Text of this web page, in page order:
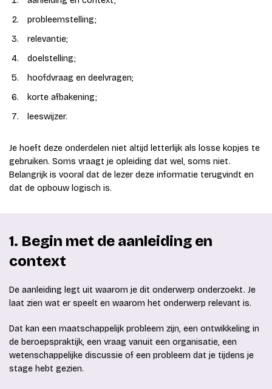
probleemstelling;
relevantie;
doelstelling;
hoofdvraag en deelvragen;
korte afbakening;
leeswijzer.
Je hoeft deze onderdelen niet altijd letterlijk als losse kopjes te
gebruiken. Soms vraagt je opleiding dat wel, soms niet.
Belangrijk is vooral dat de lezer deze informatie terugvindt en
dat de opbouw logisch is.
1. Begin met de aanleiding en
context
De aanleiding legt uit waarom je dit onderwerp onderzoekt. Je
laat zien wat er speelt en waarom het onderwerp relevant is.
Dat kan een maatschappelijk probleem zijn, een ontwikkeling in
de beroepspraktijk, een vraag vanuit een organisatie, een
wetenschappelijke discussie of een probleem dat je tijdens je
stage hebt gezien.